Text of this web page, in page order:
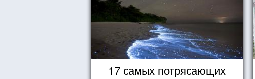
17 самых потрясающих